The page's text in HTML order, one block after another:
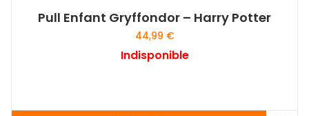
Pull Enfant Gryffondor – Harry Potter
44,99 €
Indisponible